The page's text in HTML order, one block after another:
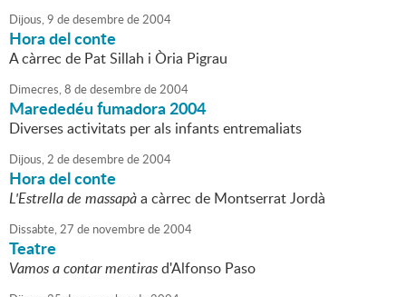
Dijous,9 dedesembrede2004
Hora del conte
A càrrec de Pat Sillah i Òria Pigrau
Dimecres,8 dedesembrede2004
Marededéu fumadora 2004
Diverses activitats per als infants entremaliats
Dijous,2 dedesembrede2004
Hora del conte
L'Estrella de massapàa càrrec de Montserrat Jordà
Dissabte,27 de novembrede2004
Teatre
Vamos a contar mentirasd'Alfonso Paso